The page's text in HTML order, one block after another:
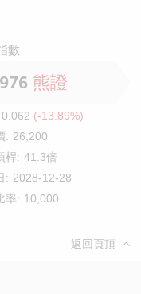
數
熊證
0.062 (-13.89%)
: 26,200
桿: 41.3倍
: 2028-12-28
率: 10,000
返回頁頂